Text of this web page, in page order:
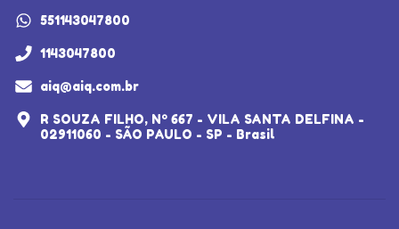
551143047800
1143047800
aiq@aiq.com.br
R SOUZA FILHO, Nº 667 - VILA SANTA DELFINA -
02911060 - SÃO PAULO - SP - Brasil